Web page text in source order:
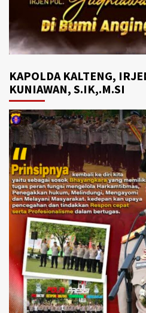
KAPOLDA KALTENG,
KUNIAWAN, S.IK,.M.SI